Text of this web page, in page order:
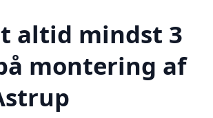
altid mindst 3
montering af